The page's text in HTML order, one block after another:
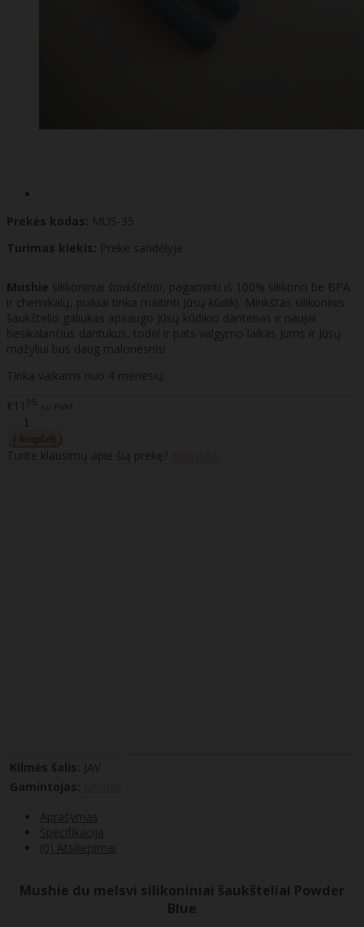
Prekės kodas: MUS-35
Turimas kiekis: Prekė sandėlyje
Mushie silikoniniai šaukšteliai, pagaminti iš 100% silikono be BPA
ir chemikalų, puikiai tinka maitinti Jūsų kūdikį. Minkštas silikoninis
šaukštelio galiukas apsaugo Jūsų kūdikio dantenas ir naujai
besikalančius dantukus, todėl ir pats valgymo laikas Jums ir Jūsų
mažyliui bus daug malonesnis!
Tinka vaikams nuo 4 mėnesių.
€11 95 su PVM
Turite klausimų apie šią prekę?
Kilmės šalis: JAV
Gamintojas:
Aprašymas
Specifikacija
(0) Atsiliepimai
Mushie du melsvi silikoniniai šaukšteliai Powder
Blue